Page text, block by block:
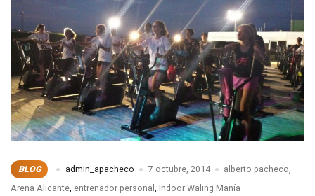
BLOG admin_apacheco 7 octubre, 2014 alberto pacheco,
Arena Alicante, entrenador personal , Indoor Waling Manía